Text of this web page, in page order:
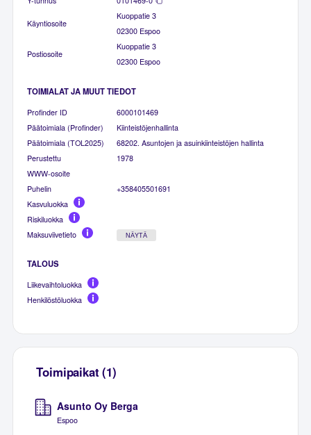
Käyntiosoite
Kuoppatie 3
02300 Espoo
Postiosoite
Kuoppatie 3
02300 Espoo
TOIMIALAT JA MUUT TIEDOT
Profinder ID
6000101469
Päätoimiala (Profinder)
Kiinteistöjenhallinta
Päätoimiala (TOL2025)
68202. Asuntojen ja asuinkiinteistöjen hallinta
Perustettu
1978
WWW-osoite
Puhelin
+358405501691
Kasvuluokka
Riskiluokka
Maksuviivetieto
NÄYTÄ
TALOUS
Liikevaihtoluokka
Henkilöstöluokka
Toimipaikat (1)
Asunto Oy Berga
Espoo